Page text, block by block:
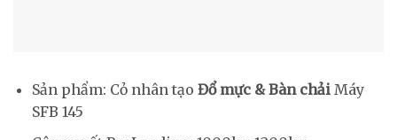
Sản phẩm: Cỏ nhân tạo Đổ mực & Bàn chảiMáy
SFB 145